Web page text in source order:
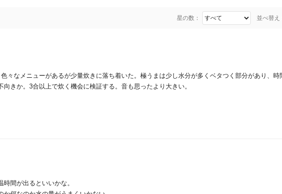
星の数： 並べ替え
々なメニューがあるが少量炊きに落ち着いた。極うまは少し水分が多くベタつく部分があり、
向きか。3合以上で炊く機会に検証する。音も思ったより大きい。
間が出るといいかな。